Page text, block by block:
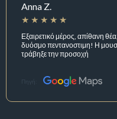
Anna Z.
Εξαιρετικό μέρος, απίθανη
δυόσμο πεντανοστιμη! Η
τράβηξε την προσοχή
Πηγή: